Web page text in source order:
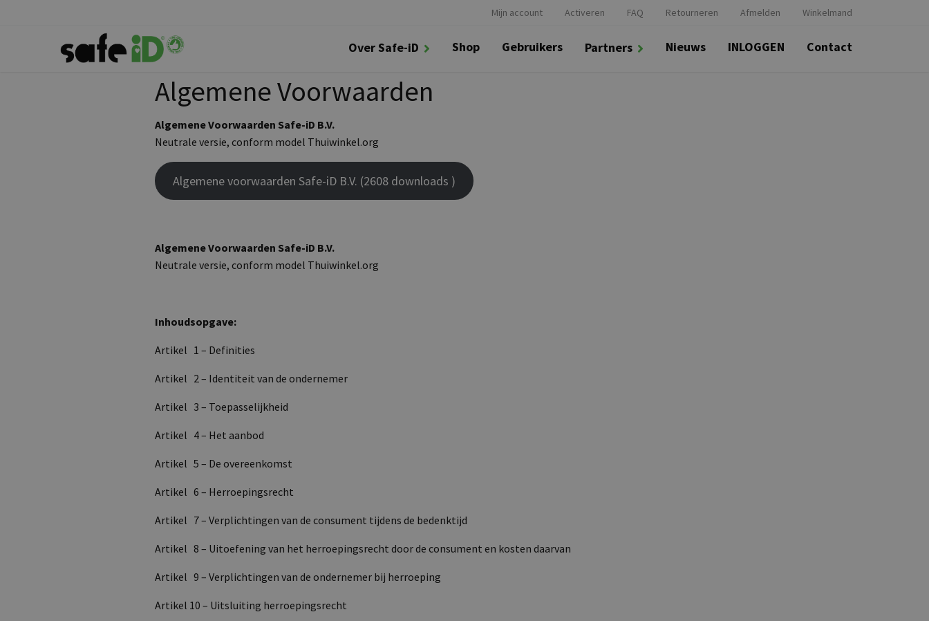
Mijn account Activeren FAQ Retourneren Afmelden Winkelmand
Over Safe-iD Shop Gebruikers Partners Nieuws INLOGGEN Contact
Algemene Voorwaarden
Algemene Voorwaarden Safe-iD B.V.
Neutrale versie, conform model Thuiwinkel.org
Algemene voorwaarden Safe-iD B.V. (2608 downloads )
Algemene Voorwaarden Safe-iD B.V.
Neutrale versie, conform model Thuiwinkel.org
Inhoudsopgave:
Artikel 1 – Definities
Artikel 2 – Identiteit van de ondernemer
Artikel 3 – Toepasselijkheid
Artikel 4 – Het aanbod
Artikel 5 – De overeenkomst
Artikel 6 – Herroepingsrecht
Artikel 7 – Verplichtingen van de consument tijdens de bedenktijd
Artikel 8 – Uitoefening van het herroepingsrecht door de consument en kosten daarvan
Artikel 9 – Verplichtingen van de ondernemer bij herroeping
Artikel 10 – Uitsluiting herroepingsrecht